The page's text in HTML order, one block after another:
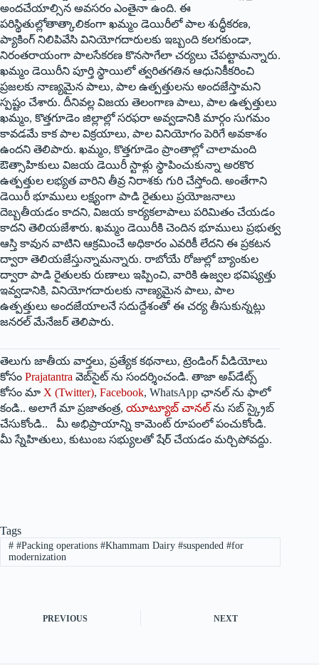
అందచేయాల్సిన అవసరం ఎంతైనా ఉంది. ఈ
పరిస్థితుల్లోతాత్కాలికంగా ఖమ్మం డెయిరీలో పాల శుద్ధీకరణ,
ప్యాకింగ్ నిలిపివేసి వినియోగదారులకు ఇబ్బంది కలగకుండా,
నిరంతరాయంగా పాలసేకరణ కొనసాగేలా చర్యలు చేపట్టామ‌న్నారు.
ఖమ్మం డెయిరీని పూర్తి స్థాయిలో త్వరితగతిన ఆధునికీకరించి
ప్రజలకు నాణ్యమైన పాలు, పాల ఉత్పత్తులను అందజేస్తామ‌ని
స్ప‌ష్టం చేశారు. దీనివల్ల విజయ తెలంగాణ పాలు, పాల ఉత్పత్తులు
ఖమ్మం, కొత్తగూడెం జిల్లాల్లో సరఫరా అవ్వడానికి మార్గం సుగమం
కావడమే కాక పాల విక్రయాలు, పాల వినియోగం పెరిగే అవకాశం
ఉందని తెలిపారు. ఖమ్మం, కొత్తగూడెం ప్రాంతాల్లో చాలామంది
ఔత్సాహికులు విజయ డెయిరీ స్టాళ్లు స్థాపించుకున్నా అరకొర
ఉత్పత్తుల లభ్యత వారిని తీవ్ర నిరాశకు గురి చేస్తోంది. అంతేగాని
డెయిరీ భూములు లక్ష్యంగా పాడి రైతులు ప్రయోజనాలు
దెబ్బతీయడం కాదని, విజయ కార్యకలాపాలు పరిమితం చేయడం
కాదని తెలియజేశారు. ఖమ్మం డెయిరీకి చెందిన భూములు ప్రభుత్వ
ఆస్తి కావున వాటిని ఆక్రమించే అధికారం ఎవరికీ లేదని ఈ ప్రకటన
ద్వారా తెలియజేస్తున్నామ‌న్నారు. రాబోయే రోజుల్లో బ్యాంకుల
ద్వారా పాడి రైతులకు రుణాలు ఇప్పించి, వారికి ఉజ్వల భవిష్యత్తు
ఇవ్వడానికి, వినియోగదారులకు నాణ్యమైన పాలు, పాల
ఉత్పత్తులు అందజేయాలనే సదుద్దేశంతో ఈ చర్య తీసుకున్న‌ట్లు
జనరల్ మేనేజర్ తెలిపారు.
తెలుగు జాతీయ వార్తలు, ప్రత్యేక కథనాలు, ట్రెండింగ్ వీడియోలు
కోసం Prajatantra వెబ్‌సైట్ ను సందర్శించండి. తాజా అప్‌డేట్స్
కోసం మా X (Twitter), Facebook, WhatsApp ఛానల్ ను ఫాలో
కండి.. అలాగే మా ప్రజాతంత్ర, యూట్యూబ్ చానల్ ను సబ్ స్క్రైబ్
చేసుకోండి.. మీ అభిప్రాయాన్ని కామెంట్ రూపంలో పంచుకోండి.
మీ స్నేహితులు, కుటుంబ సభ్యులతో షేర్ చేయడం మర్చిపోవద్దు.
Tags
##Packing operations #Khammam Dairy #suspended #for
modernization
PREVIOUS NEXT